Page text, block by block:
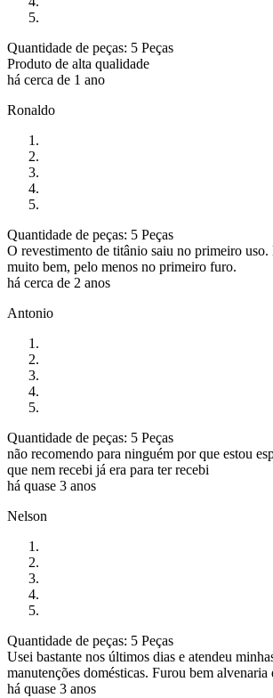
Quantidade de peças: 5 Peças
Produto de alta qualidade
há cerca de 1 ano
Ronaldo
Quantidade de peças: 5 Peças
O revestimento de titânio saiu no primeiro
muito bem, pelo menos no primeiro furo.
há cerca de 2 anos
Antonio
Quantidade de peças: 5 Peças
não recomendo para ninguém por que estou
que nem recebi já era para ter recebi
há quase 3 anos
Nelson
Quantidade de peças: 5 Peças
Usei bastante nos últimos dias e atendeu
manutenções domésticas. Furou bem alvenaria
há quase 3 anos